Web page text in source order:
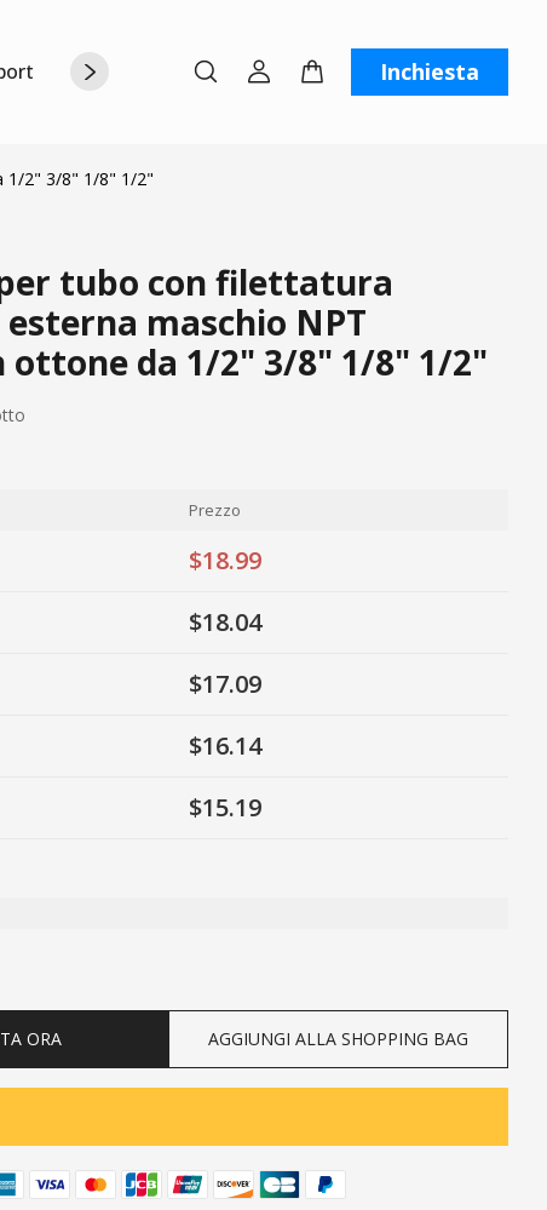
Chi siamo Contattaci Inchiesta
1/2" 3/8" 1/8" 1/2"
tubo con filettatura
maschio NPT
ottone da 1/2" 3/8" 1/8" 1/2"
Prezzo
$18.99
$18.04
$17.09
$16.14
$15.19
ORA AGGIUNGI ALLA SHOPPING BAG